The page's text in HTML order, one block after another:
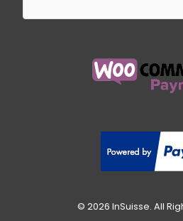
© 2026 InSuisse. All